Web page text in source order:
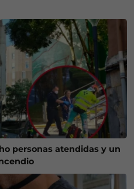
personas atendidas y un